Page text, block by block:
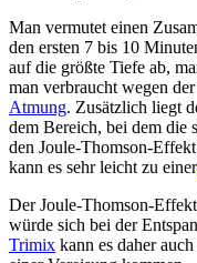
Man vermutet einen
den ersten 7 bis 10
auf die größte Tiefe ab,
man verbraucht wegen
Atmung. Zusätzlich liegt
dem Bereich, bei dem die
den Joule-Thomson-
kann es sehr leicht zu einer
Der Joule-Thomson-
würde sich bei der
Trimix kann es daher